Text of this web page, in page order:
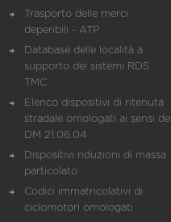
Trasporto delle merci
deperibili - ATP
Database delle località a
supporto dei sistemi RDS
TMC
Elenco dispositivi di ritenuta
stradale omologati ai sensi del
DM 21.06.04
Dispositivi riduzioni di massa
particolato
Codici immatricolativi di
ciclomotori omologati